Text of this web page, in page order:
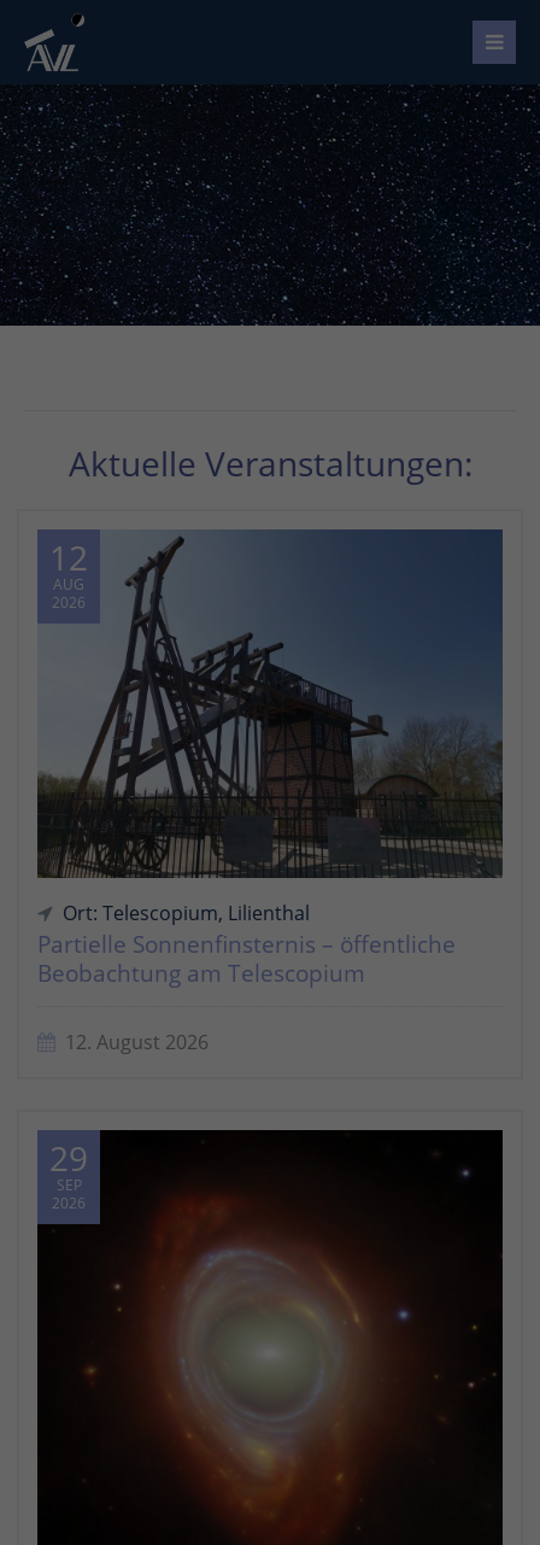
Aktuelle Veranstaltungen:
12
AUG
2026
Ort: Telescopium, Lilienthal
Partielle Sonnenfinsternis – öffentliche
Beobachtung am Telescopium
12. August 2026
29
SEP
2026